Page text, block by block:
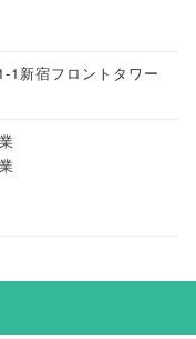
1新宿フロントタワー